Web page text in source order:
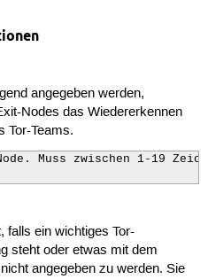
angegeben werden,
Nodes das Wiedererkennen
Tor-Teams.
Muss zwischen 1-19
falls ein wichtiges Tor-
steht oder etwas mit dem
angegeben zu werden. Sie